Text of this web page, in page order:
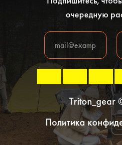
В
очередную
Triton_gear
Политика